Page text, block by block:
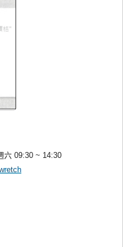
六 09:30 ~ 14:30